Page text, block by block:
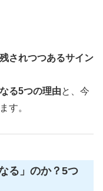
されつつあるサイン
る5つの理由と、今
す。
る」のか？5つ